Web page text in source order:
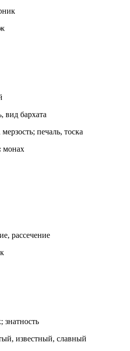
вид бархата
мерзость; печаль, тоска
монах
рассечение
знатность
известный, славный